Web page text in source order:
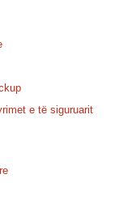
e të siguruarit